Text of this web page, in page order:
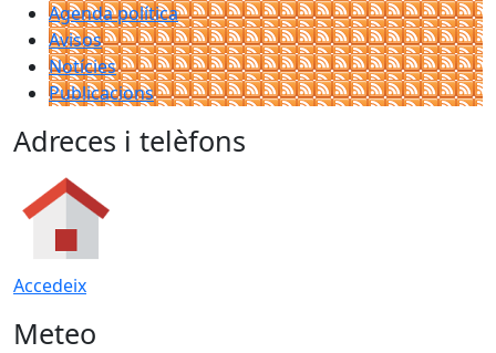
Agenda política
Avisos
Notícies
Publicacions
Adreces i telèfons
Accedeix
Meteo